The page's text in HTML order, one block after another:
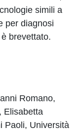
simili a
per diagnosi
brevettato.
Romano,
Elisabetta
Paoli, Università